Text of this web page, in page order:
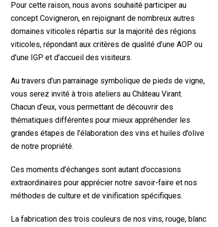
Pour cette raison, nous avons souhaité participer au
concept Covigneron, en rejoignant de nombreux autres
domaines viticoles répartis sur la majorité des régions
viticoles, répondant aux critères de qualité d’une AOP ou
d’une IGP et d’accueil des visiteurs.
Au travers d’un parrainage symbolique de pieds de vigne,
vous serez invité à trois ateliers au Château Virant.
Chacun d’eux, vous permettant de découvrir des
thématiques différentes pour mieux appréhender les
grandes étapes de l’élaboration des vins et huiles d’olive
de notre propriété.
Ces moments d’échanges sont autant d’occasions
extraordinaires pour apprécier notre savoir-faire et nos
méthodes de culture et de vinification spécifiques.
La fabrication des trois couleurs de nos vins, rouge, blanc